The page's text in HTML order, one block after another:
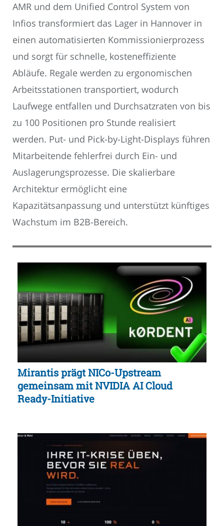
AMR und dem Unified Control System von
Infios transformiert das Lager in Hannover in
einen automatisierten Kommissionierprozess
und sorgt für schnelle, kosteneffiziente
Abläufe. Regale werden zu ergonomischen
Arbeitsstationen transportiert, wodurch
Laufwege entfallen und Durchsatzraten von bis
zu 100 Positionen pro Stunde realisiert
werden. Put- und Pick-by-Light-Displays führen
Mitarbeitende fehlerfrei durch Ein- und
Auslagerungsprozesse. Die skalierbare
Architektur ermöglicht eine
Kapazitätsanpassung und unterstützt künftiges
Wachstum im B2B-Bereich.
Mirantis prägt NICo-Upstream
gemeinsam mit NVIDIA AI Cloud
Ready-Initiative